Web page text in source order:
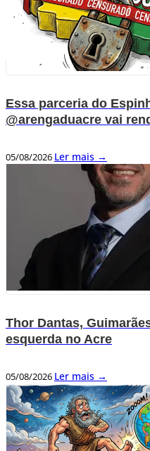
Essa parceria do
@arengaduacre vai
05/08/2026 Ler mais →
Thor Dantas,
esquerda no Acre
05/08/2026 Ler mais →